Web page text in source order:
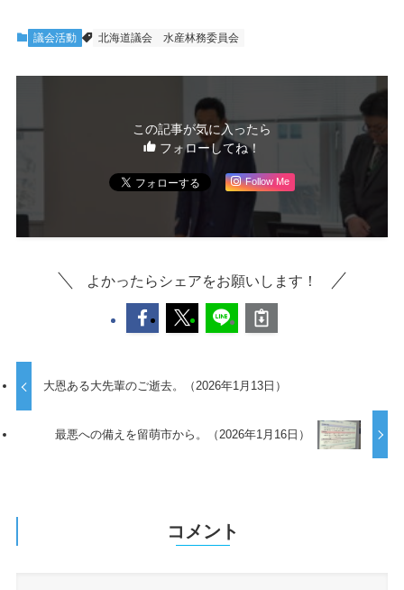
議会活動 北海道議会 水産林務委員会
この記事が気に入ったら
フォローしてね！
Follow Me
よかったらシェアをお願いします！
大恩ある大先輩のご逝去。（2026年1月13日）
最悪への備えを留萌市から。（2026年1月16日）
コメント